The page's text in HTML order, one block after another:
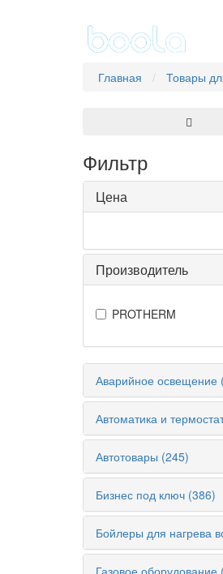
Главная Товары
Фильтр
Цена
Производитель
PROTHERM
Аварийное освещение
Автоматика и
Автотовары (245)
Бизнес под ключ (386)
Бойлеры для нагрева
Газовое оборудование